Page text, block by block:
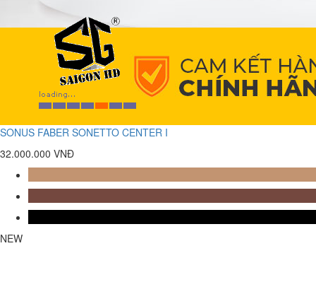
SONUS FABER SONETTO CENTER I
32.000.000 VNĐ
NEW